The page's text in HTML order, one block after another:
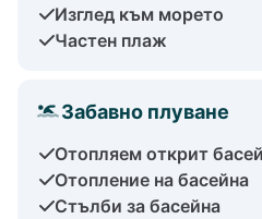
Изглед към морето
Частен плаж
Забавно плуване
Отопляем открит
Отопление на басейна
Стълби за басейна